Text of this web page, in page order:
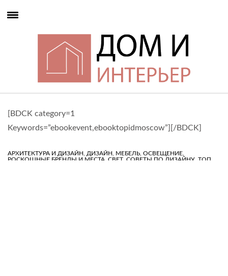
[BDCK category=1
Keywords=”ebookevent,ebooktopidmoscow”][/BDCK]
АРХИТЕКТУРА И ДИЗАЙН, ДИЗАЙН, МЕБЕЛЬ, ОСВЕЩЕНИЕ,
РОСКОШНЫЕ БРЕНДЫ И МЕСТА СВЕТ СОВЕТЫ ПО ДИЗАЙНУ ТОП